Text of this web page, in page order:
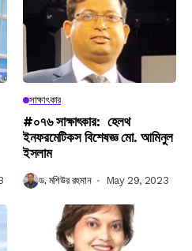
সাক্ষাৎকার
#০৭৬ সাক্ষাৎকার: হেলথ
ইনফরমেটিকস বিশেষজ্ঞ মো. আমিনুল
ইসলাম
ড. মশিউর রহমান May 29, 2023